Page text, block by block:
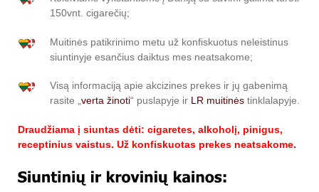
150vnt. cigarečių;
Muitinės patikrinimo metu už konfiskuotus neleistinus
siuntinyje esančius daiktus mes neatsakome;
Visą informaciją apie akcizines prekes ir jų gabenimą
rasite „ verta žinoti“ puslapyje ir LR muitinės tinklalapyje.
Draudžiama į siuntas dėti: cigaretes, alkoholį, pinigus,
receptinius vaistus. Už konfiskuotas prekes neatsakome.